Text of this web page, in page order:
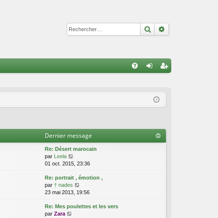
Rechercher
cri
Dernier message
Re: Désert marocain
par Leela
o
n
s
u
t
e
01 oct. 2015, 23:36
Re: portrait , émotion ,
par † nades
o
n
s
23 mai 2013, 19:56
Re: Mes poulettes et les vers
par Zara